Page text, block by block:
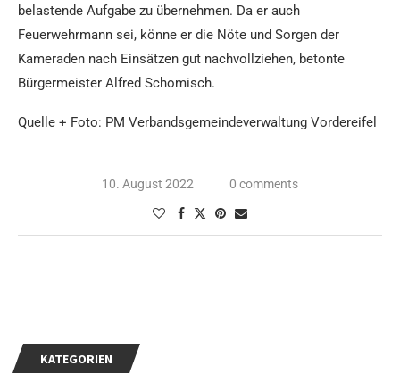
belastende Aufgabe zu übernehmen. Da er auch
Feuerwehrmann sei, könne er die Nöte und Sorgen der
Kameraden nach Einsätzen gut nachvollziehen, betonte
Bürgermeister Alfred Schomisch.
Quelle + Foto: PM Verbandsgemeindeverwaltung Vordereifel
10. August 2022 0 comments
KATEGORIEN